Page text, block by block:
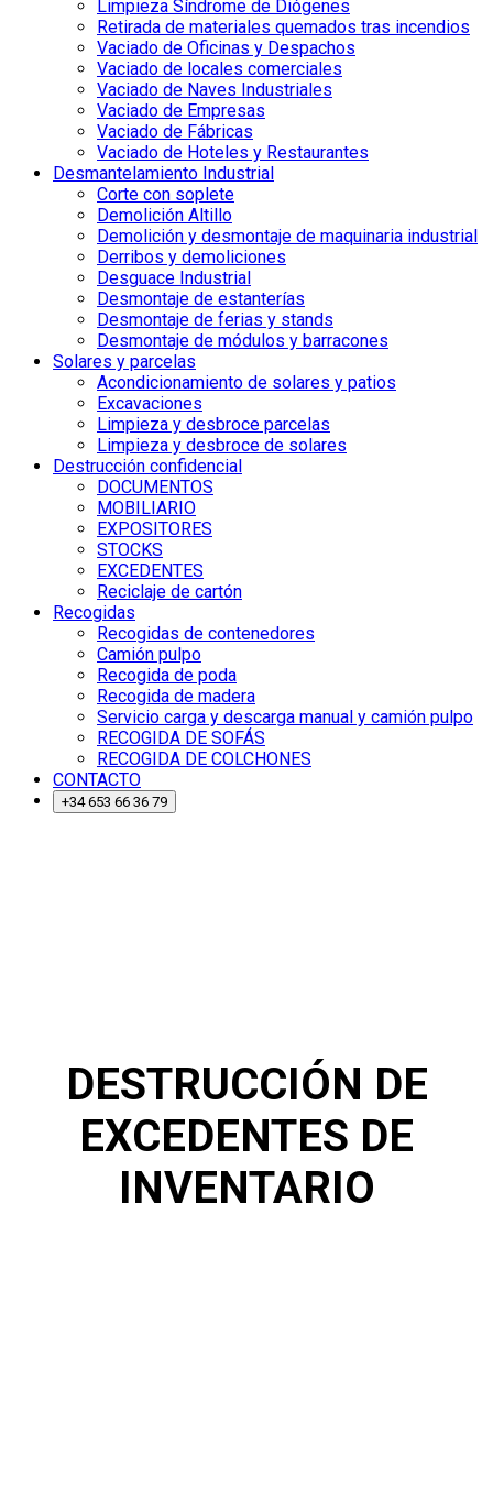
Limpieza Síndrome de Diógenes
Retirada de materiales quemados tras incendios
Vaciado de Oficinas y Despachos
Vaciado de locales comerciales
Vaciado de Naves Industriales
Vaciado de Empresas
Vaciado de Fábricas
Vaciado de Hoteles y Restaurantes
Desmantelamiento Industrial
Corte con soplete
Demolición Altillo
Demolición y desmontaje de maquinaria industrial
Derribos y demoliciones
Desguace Industrial
Desmontaje de estanterías
Desmontaje de ferias y stands
Desmontaje de módulos y barracones
Solares y parcelas
Acondicionamiento de solares y patios
Excavaciones
Limpieza y desbroce parcelas
Limpieza y desbroce de solares
Destrucción confidencial
DOCUMENTOS
MOBILIARIO
EXPOSITORES
STOCKS
EXCEDENTES
Reciclaje de cartón
Recogidas
Recogidas de contenedores
Camión pulpo
Recogida de poda
Recogida de madera
Servicio carga y descarga manual y camión pulpo
RECOGIDA DE SOFÁS
RECOGIDA DE COLCHONES
CONTACTO
+34 653 66 36 79
DESTRUCCIÓN DE
EXCEDENTES DE
INVENTARIO